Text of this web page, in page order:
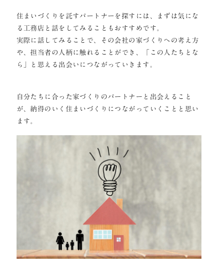
住まいづくりを託すパートナーを探すには、まずは気にな
る工務店と話をしてみることもおすすめです。
実際に話してみることで、その会社の家づくりへの考え方
や、担当者の人柄に触れることができ、「この人たちとな
ら」と思える出会いにつながっていきます。
自分たちに合った家づくりのパートナーと出会えること
が、納得のいく住まいづくりにつながっていくことと思い
ます。